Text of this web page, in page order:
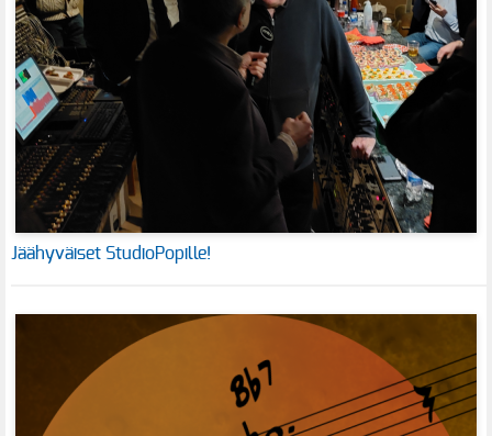
Jäähyväiset StudioPopille!